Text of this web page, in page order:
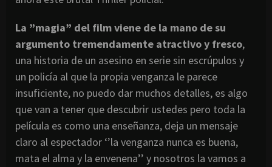
La ”magia” del film viene de la mano de su
argumento tremendamente atractivo y fresco,
una historia de un asesino en serie sin escrúpulos y
un policía al que la propia venganza le parece
insuficiente, no puedo dar muchos detalles, es algo
que van a tener que descubrir ustedes pero toda la
película es como una enseñanza, deja un mensaje
claro al espectador ‘’la venganza nunca es buena,
mata el alma y la envenena’’ y nosotros la vamos a